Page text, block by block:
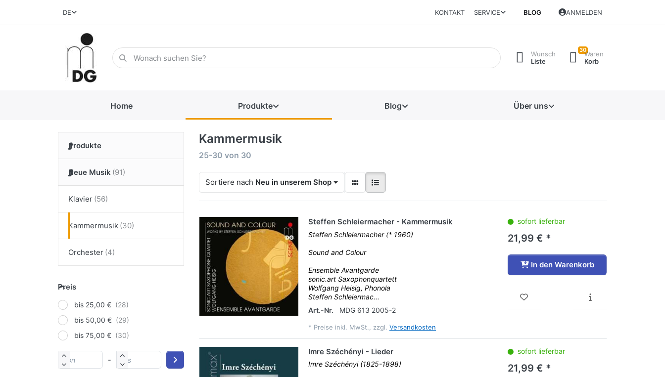
DE KONTAKT SERVICE BLOG ANMELDEN
Wunsch
Liste
30Waren
Korb
Home Produkte Blog Über uns
Produkte
Neue Musik
Klavier
Kammermusik
Orchester
Preis
bis 25,00 €
bis 50,00 €
bis 75,00 €
-
Kammermusik
25-30 von 30
Sortiere nach Neu in unserem Shop
Steffen Schleiermacher - Kammermusik
Steffen Schleiermacher (* 1960)
Sound and Colour
Ensemble Avantgarde
sonic.art Saxophonquartett
Wolfgang Heisig, Phonola
Steffen Schleiermac...
Art.-Nr.
MDG 613 2005-2
* Preise inkl. MwSt., zzgl. Versandkosten
sofort lieferbar
21,99 € *
In den Warenkorb
Imre Széchényi - Lieder
Imre Széchényi (1825-1898)
sofort lieferbar
21,99 € *